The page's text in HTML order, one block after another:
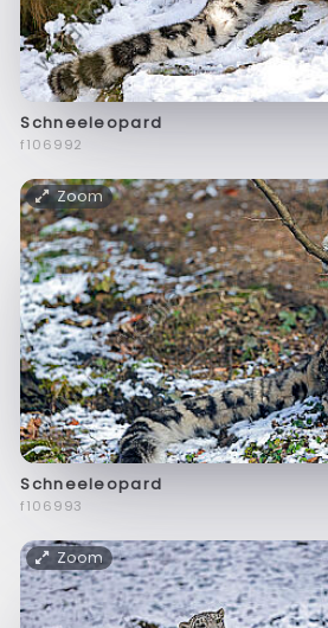
Schneeleopard
f106992
Zoom
Schneeleopard
f106993
Zoom